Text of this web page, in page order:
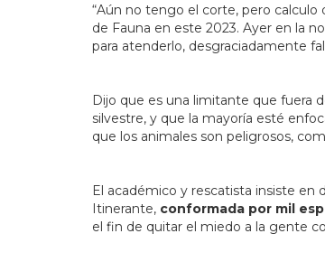
“Aún no tengo el corte, pero calculo
de Fauna en este 2023. Ayer en la
para atenderlo, desgraciadamente
Dijo que es una limitante que fuera
silvestre, y que la mayoría esté
que los animales son peligrosos,
El académico y rescatista insiste en
Itinerante, conformada por mil
el fin de quitar el miedo a la gente